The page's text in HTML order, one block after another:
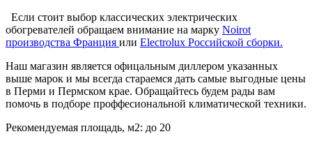
Если стоит выбор классических электрических
обогревателей обращаем внимание на марку Noirot
производства Франция или Electrolux Российской сборки.
Наш магазин является офицальным диллером указанных
выше марок и мы всегда стараемся дать самые выгодные цены
в Перми и Пермском крае. Обращайтесь будем рады вам
помочь в подборе проффесиональной климатической техники.
Рекомендуемая площадь, м2: до 20